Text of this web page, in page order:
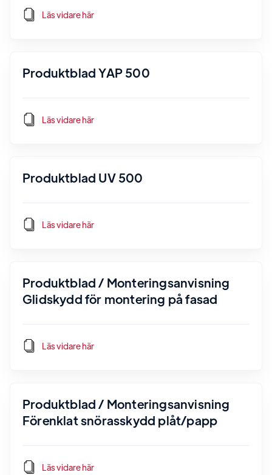
Läs vidare här
Produktblad YAP 500
Läs vidare här
Produktblad UV 500
Läs vidare här
Produktblad / Monteringsanvisning
Glidskydd för montering på fasad
Läs vidare här
Produktblad / Monteringsanvisning
Förenklat snörasskydd plåt/papp
Läs vidare här